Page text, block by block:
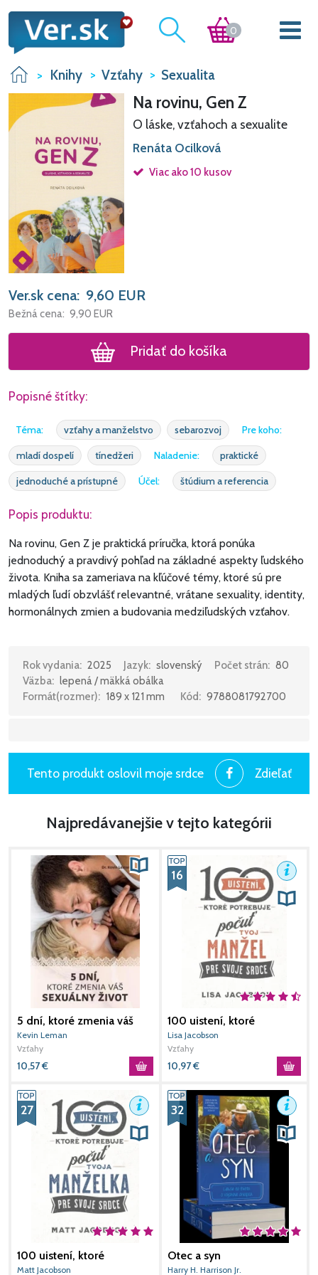
0
Knihy Vzťahy Sexualita
Na rovinu, Gen Z
O láske, vzťahoch a sexualite
Renáta Ocilková
Viac ako 10 kusov
Ver.sk cena: 9,60 EUR
Bežná cena: 9,90 EUR
Pridať do košíka
Popisné štítky:
Téma: vzťahy a manželstvo sebarozvoj
Pre koho:
mladí dospelí
tínedžeri Naladenie:
praktické
jednoduché a prístupné
Účel: štúdium a referencia
Popis produktu:
Na rovinu, Gen Z je praktická príručka, ktorá ponúka
jednoduchý a pravdivý pohľad na základné aspekty ľudského
života. Kniha sa zameriava na kľúčové témy, ktoré sú pre
mladých ľudí obzvlášť relevantné, vrátane sexuality, identity,
hormonálnych zmien a budovania medziľudských vzťahov.
Rok vydania: 2025 Jazyk: slovenský Počet strán: 80
Väzba: lepená / mäkká obálka
Formát(rozmer): 189 x 121 mm Kód: 9788081792700
Tento produkt oslovil moje srdce Zdieľať
Najpredávanejšie v tejto kategórii
5 dní, ktoré zmenia váš
sexuálny život
Kevin Leman
Vzťahy
10,57€
16
100 uistení, ktoré
potrebuje počuť tvoj
manžel
Lisa Jacobson
Vzťahy
10,97€
27
100 uistení, ktoré
potrebuje počuť tvoja
Matt Jacobson
32
Otec a syn
Harry H. Harrison Jr.